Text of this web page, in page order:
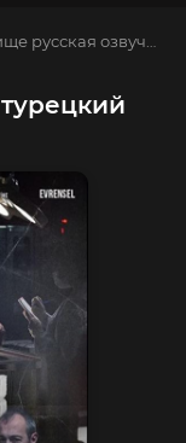
русская озвучка смотреть полностью онлайн!